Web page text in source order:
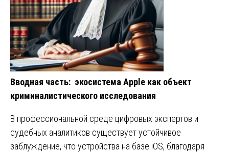
Вводная часть: экосистема Apple как объект
криминалистического исследования
В профессиональной среде цифровых экспертов и
судебных аналитиков существует устойчивое
заблуждение, что устройства на базе iOS, благодаря